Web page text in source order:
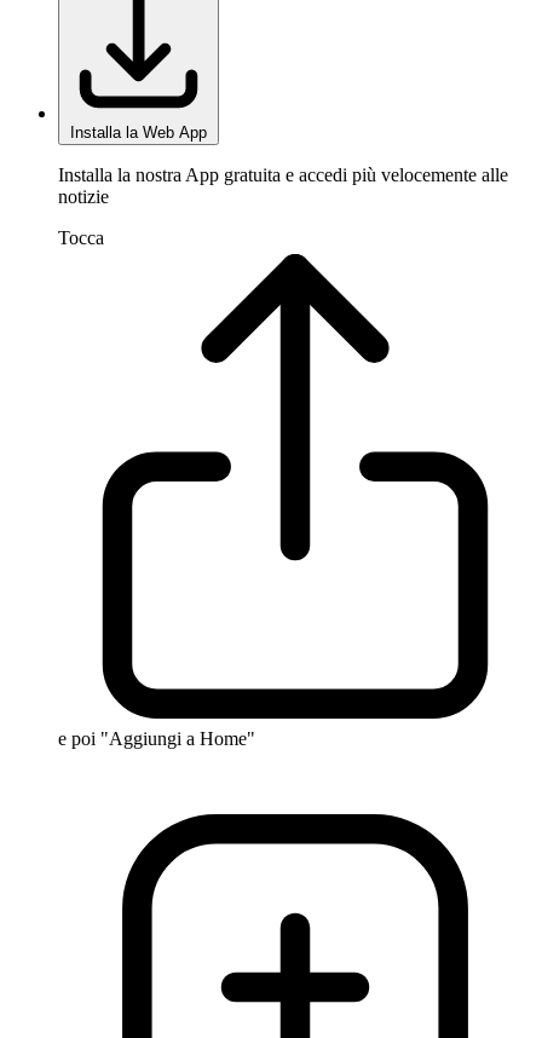
Installa la Web App
Installa la nostra App gratuita e accedi più velocemente alle
notizie
Tocca
e poi "Aggiungi a Home"